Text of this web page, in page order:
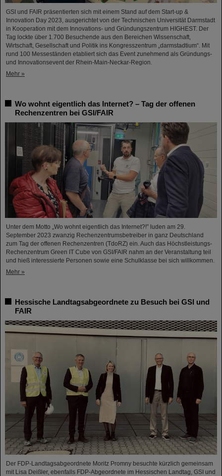
GSI und FAIR präsentierten sich mit einem Stand auf dem Start-up &
Innovation Day 2023, ausgerichtet von der Technischen Universität Darmstadt
in Kooperation mit dem Innovations- und Gründungszentrum HIGHEST. Der
Tag lockte über 1.700 Besuchende aus den Bereichen Wissenschaft,
Wirtschaft, Gesellschaft und Politik ins Kongresszentrum „darmstadtium“. Mit
rund 100 Messeständen etabliert sich das Event zunehmend als Gründungs-
und Innovationsevent der Rhein-Main-Neckar-Region.
Mehr »
Wo wohnt eigentlich das Internet? – Tag der offenen
Rechenzentren bei GSI/FAIR
Unter dem Motto „Wo wohnt eigentlich das Internet?!” luden am 29.
September 2023 zwanzig Rechenzentrumsbetreiber in ganz Deutschland
zum Tag der offenen Rechenzentren (TdoRZ) ein. Auch das Höchstleistungs-
Rechenzentrum Green IT Cube von GSI/FAIR nahm an der Veranstaltung teil
und hieß interessierte Personen sowie eine Schulklasse bei sich willkommen.
Mehr »
Hessische Landtagsabgeordnete zu Besuch bei GSI und
FAIR
Der FDP-Landtagsabgeordnete Moritz Promny besuchte kürzlich gemeinsam
mit Lisa Deißler, ebenfalls FDP-Abgeordnete im Hessischen Landtag, GSI und